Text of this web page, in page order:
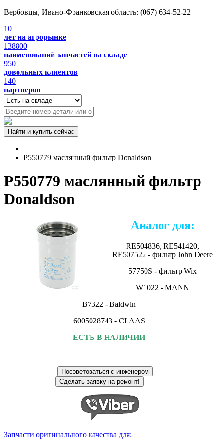
Вербовцы, Ивано-Франковская область: (067) 634-52-22
10
лет на агрорынке
138800
наименований запчастей на складе
950
довольных клиентов
140
партнеров
P550779 маслянный фильтр Donaldson
P550779 маслянный фильтр
Donaldson
Аналог для:
RE504836, RE541420,
RE507522 - фильтр John Deere
57750S - фильтр Wix
W1022 - MANN
B7322 - Baldwin
6005028743 - CLAAS
ЕСТЬ В НАЛИЧИИ
Запчасти оригинального качества для: